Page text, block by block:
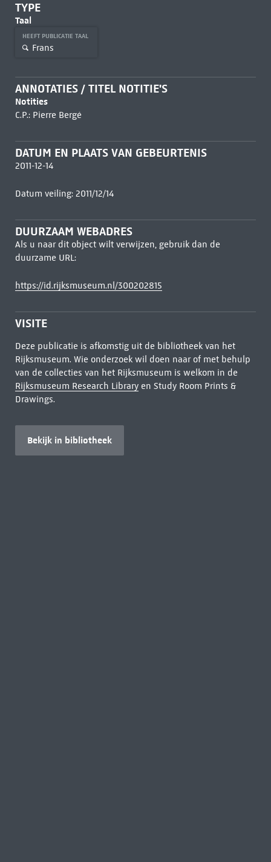
TYPE
Taal
HEEFT PUBLICATIE TAAL
Frans
ANNOTATIES / TITEL NOTITIE'S
Notities
C.P.: Pierre Bergé
DATUM EN PLAATS VAN GEBEURTENIS
2011-12-14
Datum veiling: 2011/12/14
DUURZAAM WEBADRES
Als u naar dit object wilt verwijzen, gebruik dan de
duurzame URL:
https://id.rijksmuseum.nl/300202815
VISITE
Deze publicatie is afkomstig uit de bibliotheek van het
Rijksmuseum. Wie onderzoek wil doen naar of met behulp
van de collecties van het Rijksmuseum is welkom in de
Rijksmuseum Research Libraryen Study Room Prints &
Drawings.
Bekijk in bibliotheek